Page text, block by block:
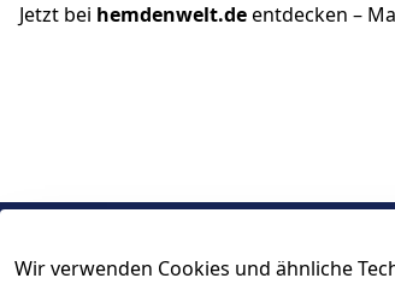
Jetzt bei hemdenwelt.deentdecken –
Wir verwenden Cookies und ähnliche
Rechtliches